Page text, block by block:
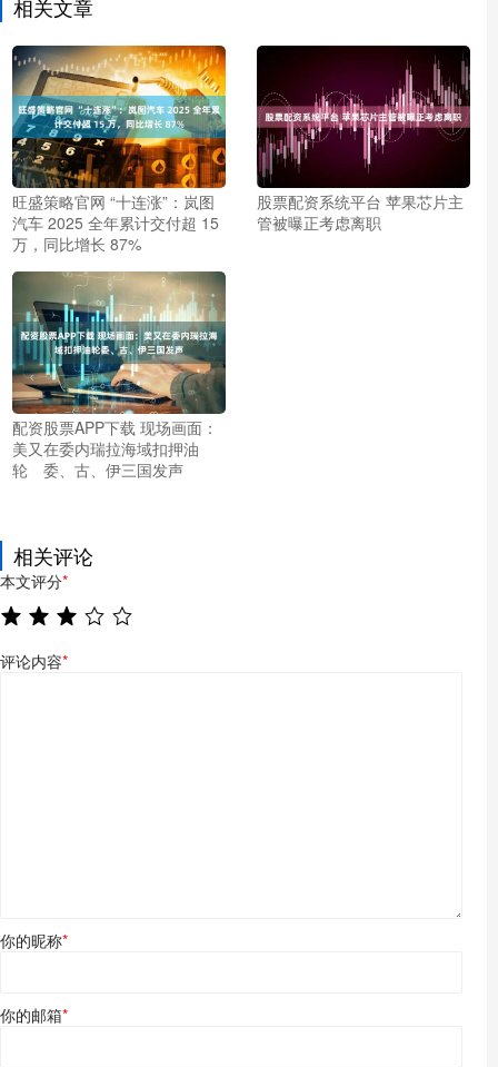
相关文章
旺盛策略官网 “十连涨”：岚图
汽车 2025 全年累计交付超 15
万，同比增长 87%
股票配资系统平台 苹果芯片主
管被曝正考虑离职
配资股票APP下载 现场画面：
美又在委内瑞拉海域扣押油
轮 委、古、伊三国发声
相关评论
本文评分*
评论内容*
你的昵称*
你的邮箱*